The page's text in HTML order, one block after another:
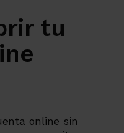
tu
online sin